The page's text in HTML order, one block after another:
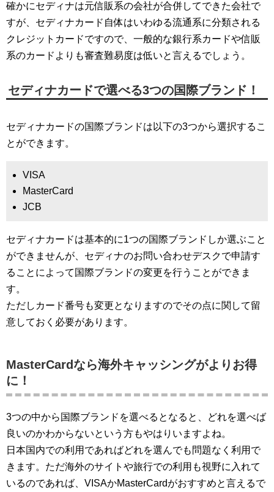
確かにセディナは元信販系の会社が合併してできた会社で
すが、セディナカード自体はいわゆる流通系に分類される
クレジットカードですので、一般的な銀行系カードや信販
系のカードよりも審査難易度は低いと言えるでしょう。
セディナカードで選べる3つの国際ブランド！
セディナカードの国際ブランドは以下の3つから選択するこ
とができます。
VISA
MasterCard
JCB
セディナカードは基本的に1つの国際ブランドしか選ぶこと
ができませんが、セディナのお問い合わせデスクで申請す
ることによって国際ブランドの変更を行うことができま
す。
ただしカード番号も変更となりますのでその点に関して留
意しておく必要があります。
MasterCardなら海外キャッシングがよりお得
に！
3つの中から国際ブランドを選べるとなると、どれを選べば
良いのかわからないという方もやはりいますよね。
日本国内での利用であればどれを選んでも問題なく利用で
きます。ただ海外のサイトや旅行での利用も視野に入れて
いるのであれば、VISAかMasterCardがおすすめと言えるで